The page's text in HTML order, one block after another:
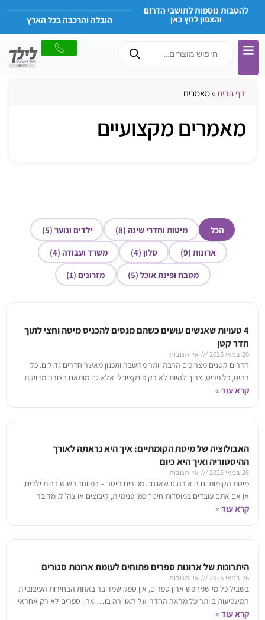
להטבות נוספות לתושבי הדרום
והצפון לחץ כאן הובלה והרכבה בכל הארץ
דף הבית»מאמרים
מאמרים מקצועיים
הכל מיטות וחדרי שינה (8)
ילדים ונוער (5)
ארונות (9)
סלון (4)
משרד ועבודה (4)
מטבח ופינת אוכל (5)
מזרונים (1)
4 טעויות שאנשים עושים כשהם מנסים להכניס מיטה וחצי לתוך
חדר קטן
26 במאי 2025 אין תגובות
חדרים קטנים מצריכים הרבה יותר מחשבה ותכנון מאשר חדרים גדולים. כל
רהיט, כל פריט, צריך להיות לא רק פונקציונלי אלא גם מותאם בצורה מדויקת
למידות
קרא עוד »
האבולוציה של מיטת הקומתיים: איך היא נראתה לאורך
ההיסטוריה ואיך היא כיום
26 במאי 2025 אין תגובות
מיטת הקומותיים היא רהיט שאנחנו מכירים היטב – במיוחד כשיש בבית ילדים,
או אם אתם עובדים במוסדות חינוך כמו פנימיות, קיבוצים או צה"ל. מדובר
ברהיט
קרא עוד »
היתרונות של ארונות ספרים פתוחים לעומת ארונות סגורים
26 במאי 2025 אין תגובות
בשביל כל מי שמחפש ארון ספרים, אין ספק שמדובר באחת הבחירות העיצוביות
המשפיעות ביותר על מראה החדר ועל האווירה בו… ארון ספרים לא רק אחראי
קרא עוד »